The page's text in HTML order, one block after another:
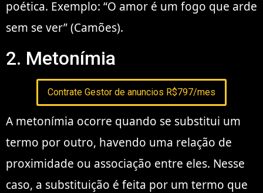
poética. Exemplo: “O amor é um fogo que arde
sem se ver” (Camões).
2. Metonímia
Contrate Gestor de anuncios R$797/mes
A metonímia ocorre quando se substitui um
termo por outro, havendo uma relação de
proximidade ou associação entre eles. Nesse
caso, a substituição é feita por um termo que